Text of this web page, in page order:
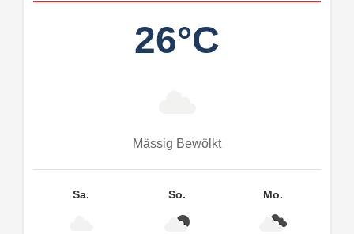
26°C
Mässig Bewölkt
Sa. So. Mo.